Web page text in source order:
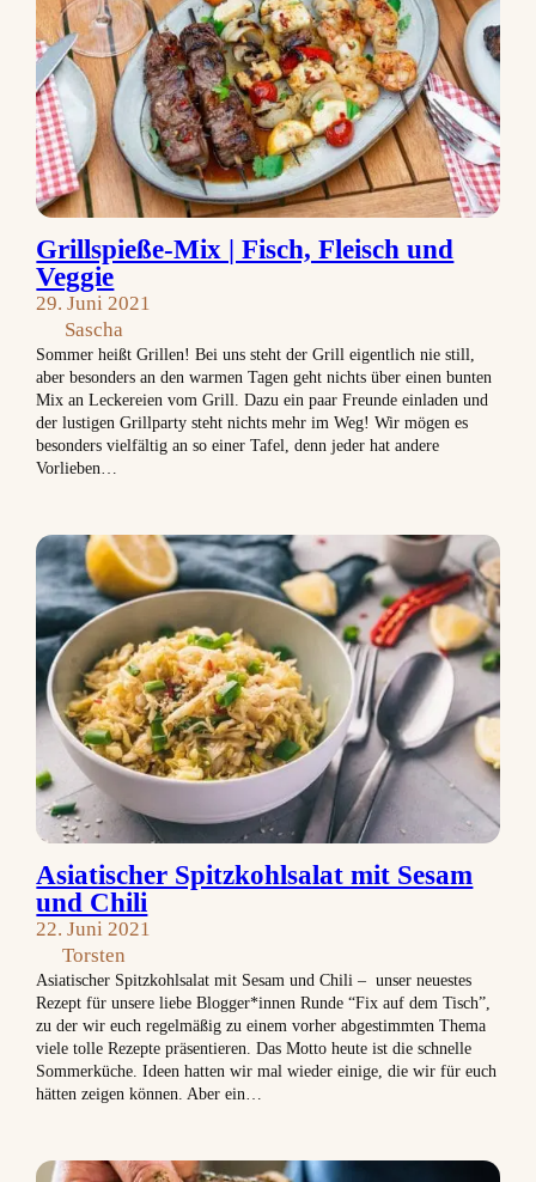
Grillspieße-Mix | Fisch, Fleisch und
Veggie
29. Juni 2021
Sascha
Sommer heißt Grillen! Bei uns steht der Grill eigentlich nie still,
aber besonders an den warmen Tagen geht nichts über einen bunten
Mix an Leckereien vom Grill. Dazu ein paar Freunde einladen und
der lustigen Grillparty steht nichts mehr im Weg! Wir mögen es
besonders vielfältig an so einer Tafel, denn jeder hat andere
Vorlieben…
Asiatischer Spitzkohlsalat mit Sesam
und Chili
22. Juni 2021
Torsten
Asiatischer Spitzkohlsalat mit Sesam und Chili – unser neuestes
Rezept für unsere liebe Blogger*innen Runde “Fix auf dem Tisch”,
zu der wir euch regelmäßig zu einem vorher abgestimmten Thema
viele tolle Rezepte präsentieren. Das Motto heute ist die schnelle
Sommerküche. Ideen hatten wir mal wieder einige, die wir für euch
hätten zeigen können. Aber ein…